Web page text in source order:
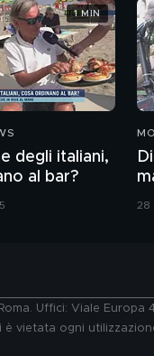
degli italiani,
al bar?
1 MIN
28
Uffici: Viale
vietata ogni